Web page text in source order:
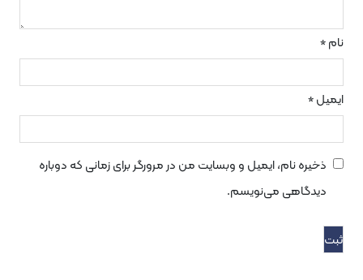
نام، ایمیل و وبسایت من در مرورگر برای زمانی که دوباره
می‌نویسم.